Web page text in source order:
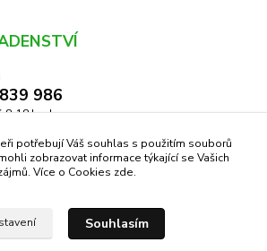
986
8-18 hod.
potřebují Váš souhlas s použitím souborů
zobrazovat informace týkající se Vašich
Více o Cookies zde.
Souhlasím